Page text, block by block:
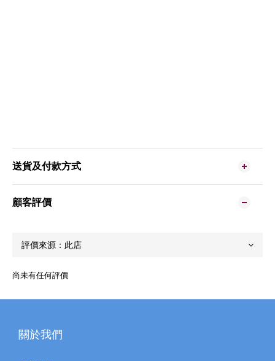
送貨及付款方式
顧客評價
尚未有任何評價
關於我們